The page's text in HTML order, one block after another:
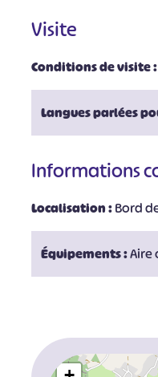
Visite
Conditions de visite :
Langues parlées
Informations
Localisation :Bord
Équipements :Aire